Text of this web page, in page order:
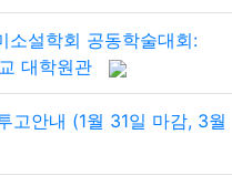
소설학회 공동학술대회:
대학원관
고안내 (1월 31일 마감, 3월